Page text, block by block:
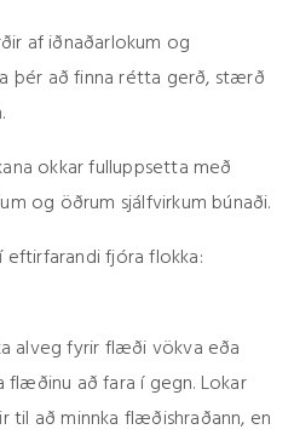
af iðnaðarlokum og
þér að finna rétta gerð, stærð
okkar fulluppsetta með
og öðrum sjálfvirkum búnaði.
eftirfarandi fjóra flokka:
alveg fyrir flæði vökva eða
að fara í gegn. Lokar
að minnka flæðishraðann, en